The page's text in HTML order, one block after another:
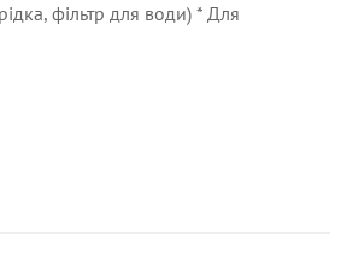
фільтр для води) * Для